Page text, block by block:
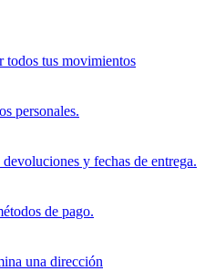
todos tus movimientos
personales.
y fechas de entrega.
de pago.
una dirección